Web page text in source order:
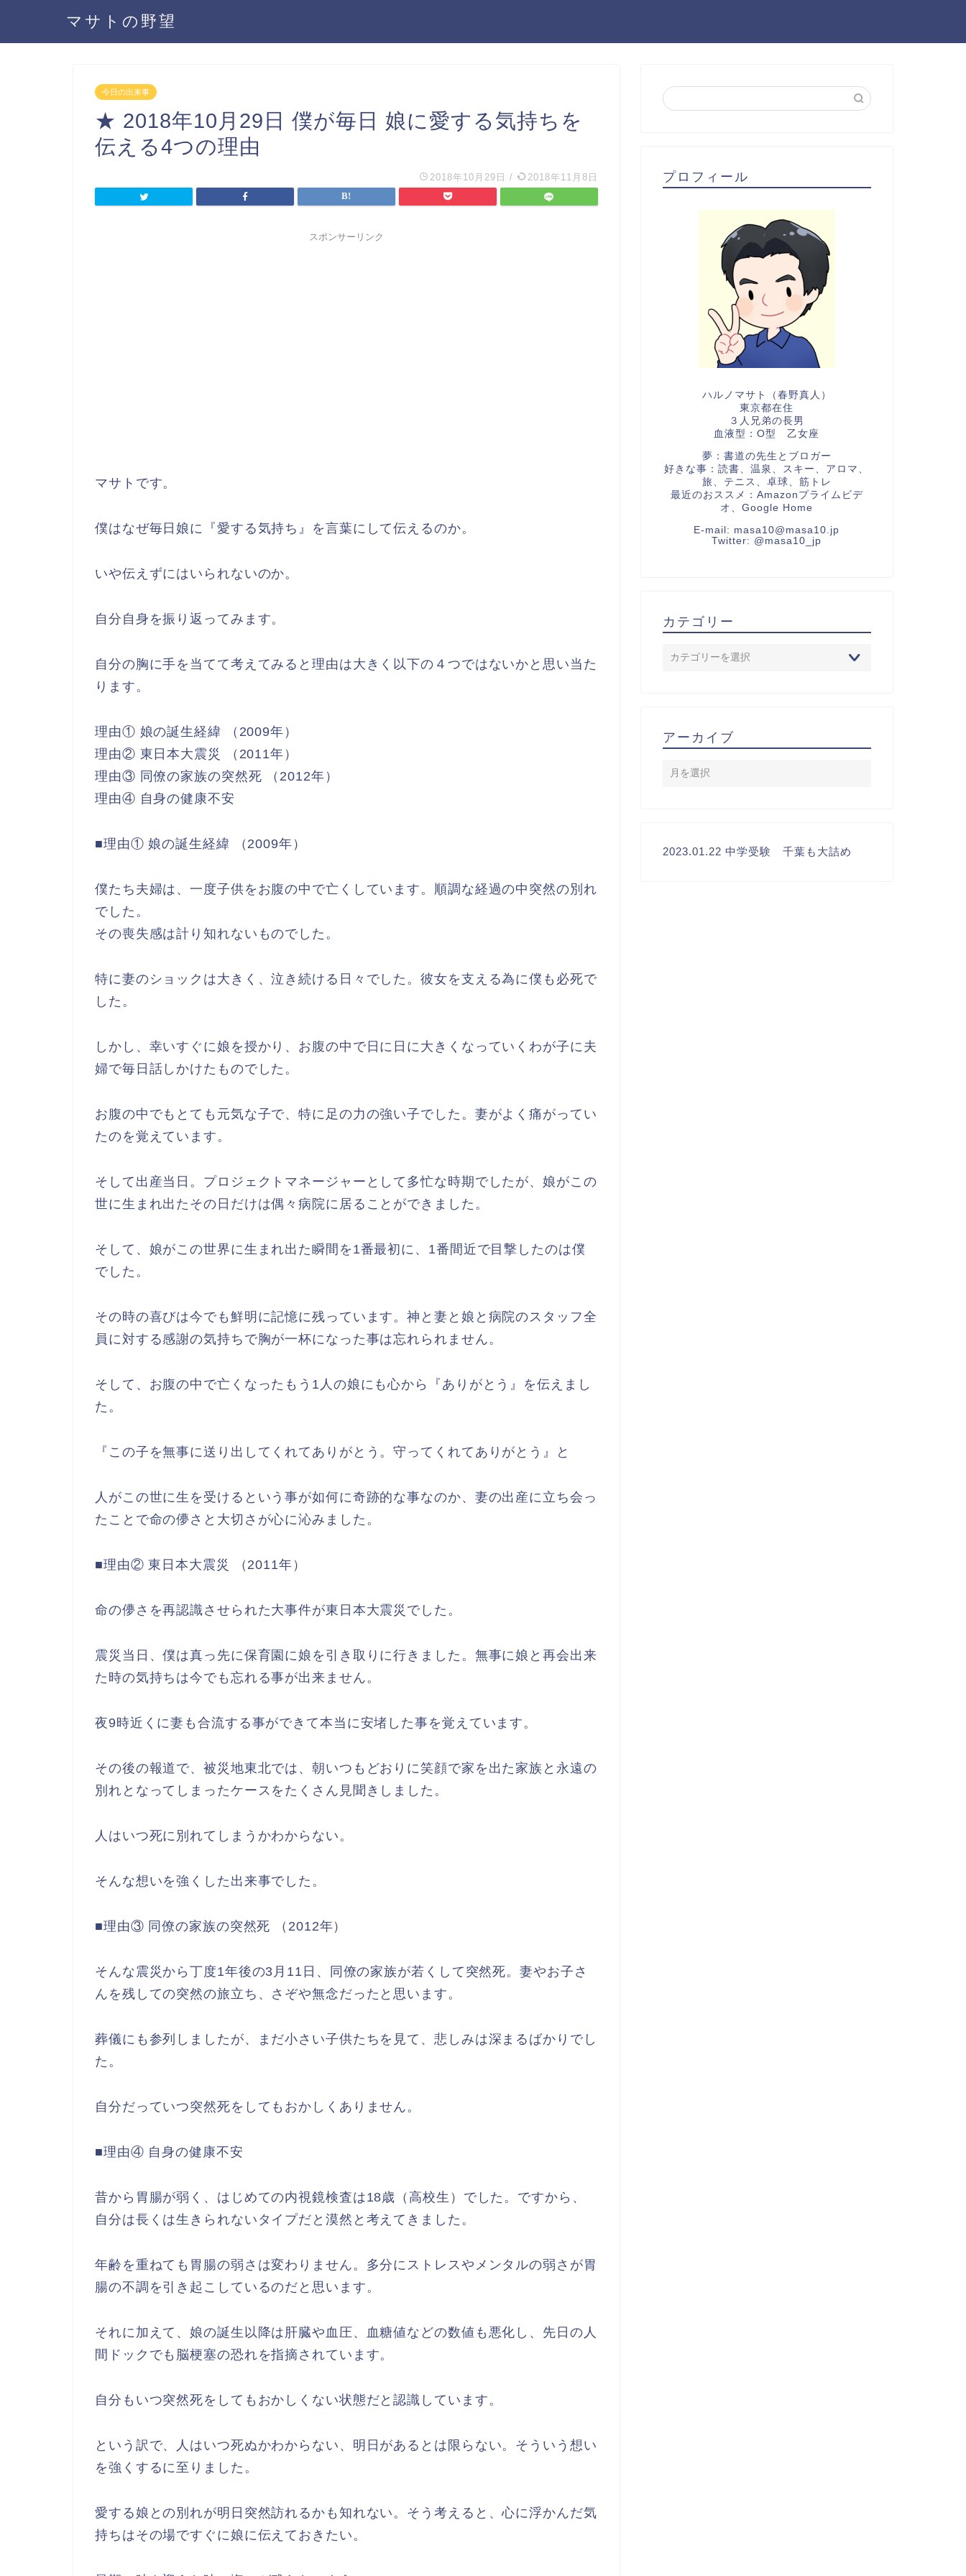
マサトの野望
今日の出来事
★ 2018年10月29日 僕が毎日 娘に愛する気持ちを
伝える4つの理由
2018年10月29日 / 2018年11月8日
スポンサーリンク
マサトです。
僕はなぜ毎日娘に『愛する気持ち』を言葉にして伝えるのか。
いや伝えずにはいられないのか。
自分自身を振り返ってみます。
自分の胸に手を当てて考えてみると理由は大きく以下の４つではないかと思い当た
ります。
理由① 娘の誕生経緯 （2009年）
理由② 東日本大震災 （2011年）
理由③ 同僚の家族の突然死 （2012年）
理由④ 自身の健康不安
■理由① 娘の誕生経緯 （2009年）
僕たち夫婦は、一度子供をお腹の中で亡くしています。順調な経過の中突然の別れ
でした。
その喪失感は計り知れないものでした。
特に妻のショックは大きく、泣き続ける日々でした。彼女を支える為に僕も必死で
した。
しかし、幸いすぐに娘を授かり、お腹の中で日に日に大きくなっていくわが子に夫
婦で毎日話しかけたものでした。
お腹の中でもとても元気な子で、特に足の力の強い子でした。妻がよく痛がってい
たのを覚えています。
そして出産当日。プロジェクトマネージャーとして多忙な時期でしたが、娘がこの
世に生まれ出たその日だけは偶々病院に居ることができました。
そして、娘がこの世界に生まれ出た瞬間を1番最初に、1番間近で目撃したのは僕
でした。
その時の喜びは今でも鮮明に記憶に残っています。神と妻と娘と病院のスタッフ全
員に対する感謝の気持ちで胸が一杯になった事は忘れられません。
そして、お腹の中で亡くなったもう1人の娘にも心から『ありがとう』を伝えまし
た。
『この子を無事に送り出してくれてありがとう。守ってくれてありがとう』と
人がこの世に生を受けるという事が如何に奇跡的な事なのか、妻の出産に立ち会っ
たことで命の儚さと大切さが心に沁みました。
■理由② 東日本大震災 （2011年）
命の儚さを再認識させられた大事件が東日本大震災でした。
震災当日、僕は真っ先に保育園に娘を引き取りに行きました。無事に娘と再会出来
た時の気持ちは今でも忘れる事が出来ません。
夜9時近くに妻も合流する事ができて本当に安堵した事を覚えています。
その後の報道で、被災地東北では、朝いつもどおりに笑顔で家を出た家族と永遠の
別れとなってしまったケースをたくさん見聞きしました。
人はいつ死に別れてしまうかわからない。
そんな想いを強くした出来事でした。
■理由③ 同僚の家族の突然死 （2012年）
そんな震災から丁度1年後の3月11日、同僚の家族が若くして突然死。妻やお子さ
んを残しての突然の旅立ち、さぞや無念だったと思います。
葬儀にも参列しましたが、まだ小さい子供たちを見て、悲しみは深まるばかりでし
た。
自分だっていつ突然死をしてもおかしくありません。
■理由④ 自身の健康不安
昔から胃腸が弱く、はじめての内視鏡検査は18歳（高校生）でした。ですから、
自分は長くは生きられないタイプだと漠然と考えてきました。
年齢を重ねても胃腸の弱さは変わりません。多分にストレスやメンタルの弱さが胃
腸の不調を引き起こしているのだと思います。
それに加えて、娘の誕生以降は肝臓や血圧、血糖値などの数値も悪化し、先日の人
間ドックでも脳梗塞の恐れを指摘されています。
自分もいつ突然死をしてもおかしくない状態だと認識しています。
という訳で、人はいつ死ぬかわからない、明日があるとは限らない。そういう想い
を強くするに至りました。
愛する娘との別れが明日突然訪れるかも知れない。そう考えると、心に浮かんだ気
持ちはその場ですぐに娘に伝えておきたい。
プロフィール
ハルノマサト（春野真人）
東京都在住
３人兄弟の長男
血液型：O型 乙女座
夢：書道の先生とブロガー
好きな事：読書、温泉、スキー、アロマ、
旅、テニス、卓球、筋トレ
最近のおススメ：Amazonプライムビデ
オ、Google Home
E-mail: masa10@masa10.jp
Twitter: @masa10_jp
カテゴリー
アーカイブ
2023.01.22 中学受験 千葉も大詰め